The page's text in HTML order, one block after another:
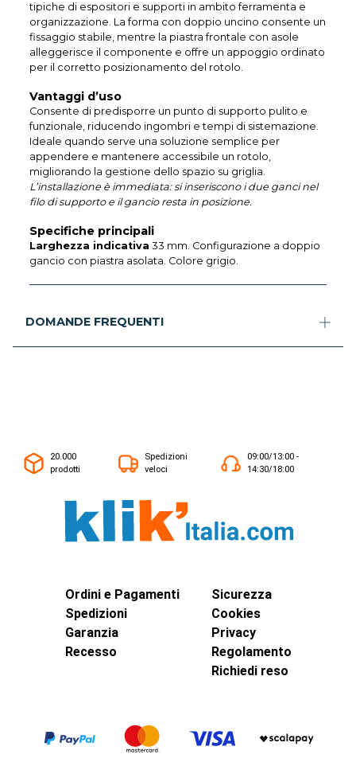
tipiche di espositori e supporti in ambito ferramenta e
organizzazione. La forma con doppio uncino consente un
fissaggio stabile, mentre la piastra frontale con asole
alleggerisce il componente e offre un appoggio ordinato
per il corretto posizionamento del rotolo.
Vantaggi d’uso
Consente di predisporre un punto di supporto pulito e
funzionale, riducendo ingombri e tempi di sistemazione.
Ideale quando serve una soluzione semplice per
appendere e mantenere accessibile un rotolo,
migliorando la gestione dello spazio su griglia.
L’installazione è immediata: si inseriscono i due ganci nel
filo di supporto e il gancio resta in posizione.
Specifiche principali
Larghezza indicativa 33 mm. Configurazione a doppio
gancio con piastra asolata. Colore grigio.
DOMANDE FREQUENTI
20.000
prodotti
Spedizioni
veloci
09:00/13:00 -
14:30/18:00
Ordini e Pagamenti
Spedizioni
Garanzia
Recesso
Sicurezza
Cookies
Privacy
Regolamento
Richiedi reso